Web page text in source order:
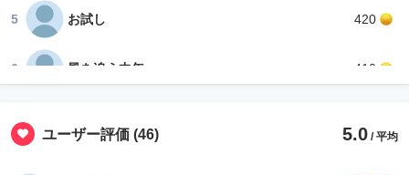
5 お試し 420
6 風を追う中年 410
ユーザー評価 (46) 5.0 / 平均